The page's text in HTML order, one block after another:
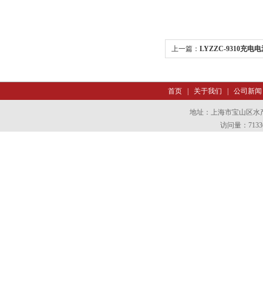
上一篇： LYZZC-9310充电
首页| 关于我们 公司新闻
地址：上海市宝山区水
访问量：